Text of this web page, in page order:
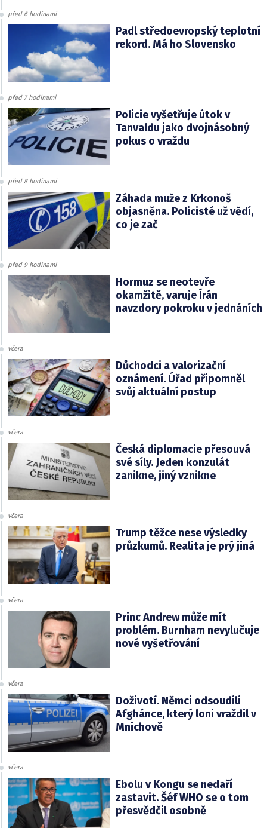
před 6 hodinami
Padl středoevropský teplotní
rekord. Má ho Slovensko
před 7 hodinami
Policie vyšetřuje útok v
Tanvaldu jako dvojnásobný
pokus o vraždu
před 8 hodinami
Záhada muže z Krkonoš
objasněna. Policisté už vědí,
co je zač
před 9 hodinami
Hormuz se neotevře
okamžitě, varuje Írán
navzdory pokroku v jednáních
včera
Důchodci a valorizační
oznámení. Úřad připomněl
svůj aktuální postup
včera
Česká diplomacie přesouvá
své síly. Jeden konzulát
zanikne, jiný vznikne
včera
Trump těžce nese výsledky
průzkumů. Realita je prý jiná
včera
Princ Andrew může mít
problém. Burnham nevylučuje
nové vyšetřování
včera
Doživotí. Němci odsoudili
Afghánce, který loni vraždil v
Mnichově
včera
Ebolu v Kongu se nedaří
zastavit. Šéf WHO se o tom
přesvědčil osobně